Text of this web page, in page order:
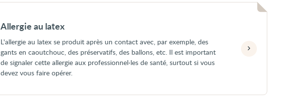
Allergie au latex
L'allergie au latex se produit après un contact avec, par exemple, des
gants en caoutchouc, des préservatifs, des ballons, etc. Il est important
de signaler cette allergie aux professionnel·les de santé, surtout si vous
devez vous faire opérer.